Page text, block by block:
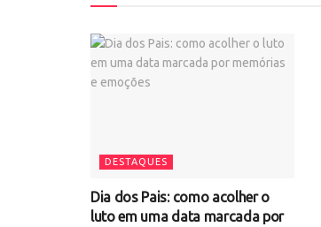
DESTAQUES
Dia dos Pais: como acolher o
luto em uma data marcada por